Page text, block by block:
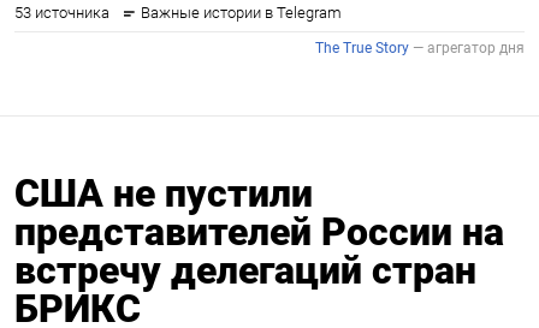
США не пустили
представителей России на
встречу делегаций стран
БРИКС